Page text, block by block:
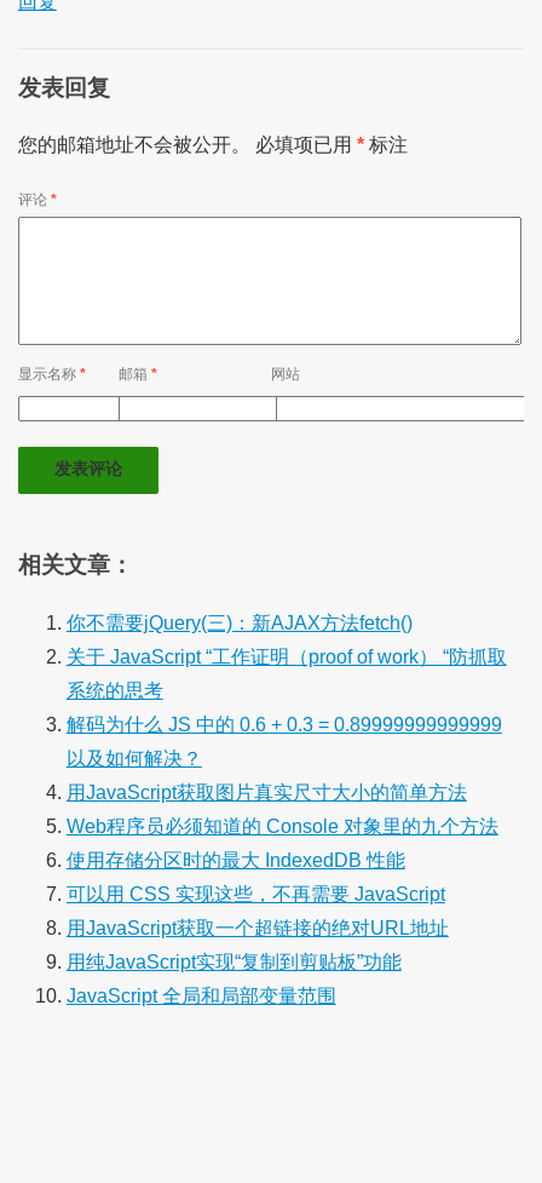
发表回复
您的邮箱地址不会被公开。 必填项已用 *标注
评论 *
显示名称 * 网站
邮箱*
相关文章：
你不需要jQuery(三)：新AJAX方法fetch()
关于 JavaScript “工作证明（proof of work） “防抓取
系统的思考
解码为什么 JS 中的 0.6 + 0.3 = 0.89999999999999
以及如何解决？
用JavaScript获取图片真实尺寸大小的简单方法
Web程序员必须知道的 Console 对象里的九个方法
使用存储分区时的最大 IndexedDB 性能
可以用 CSS 实现这些，不再需要 JavaScript
用JavaScript获取一个超链接的绝对URL地址
用纯JavaScript实现“复制到剪贴板”功能
JavaScript 全局和局部变量范围